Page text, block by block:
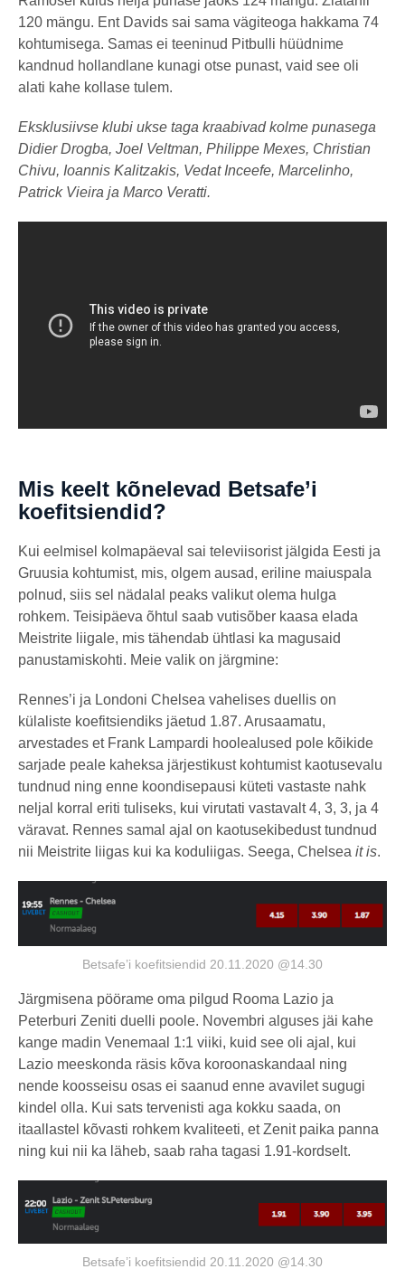
120 mängu. Ent Davids sai sama vägiteoga hakkama 74
kohtumisega. Samas ei teeninud Pitbulli hüüdnime
kandnud hollandlane kunagi otse punast, vaid see oli
alati kahe kollase tulem.
Eksklusiivse klubi ukse taga kraabivad kolme punasega
Didier Drogba, Joel Veltman, Philippe Mexes, Christian
Chivu, Ioannis Kalitzakis, Vedat Inceefe, Marcelinho,
Patrick Vieira ja Marco Veratti.
Mis keelt kõnelevad Betsafe’i
koefitsiendid?
Kui eelmisel kolmapäeval sai televiisorist jälgida Eesti ja
Gruusia kohtumist, mis, olgem ausad, eriline maiuspala
polnud, siis sel nädalal peaks valikut olema hulga
rohkem. Teisipäeva õhtul saab vutisõber kaasa elada
Meistrite liigale, mis tähendab ühtlasi ka magusaid
panustamiskohti. Meie valik on järgmine:
Rennes’i ja Londoni Chelsea vahelises duellis on
külaliste koefitsiendiks jäetud 1.87. Arusaamatu,
arvestades et Frank Lampardi hoolealused pole kõikide
sarjade peale kaheksa järjestikust kohtumist kaotusevalu
tundnud ning enne koondisepausi küteti vastaste nahk
neljal korral eriti tuliseks, kui virutati vastavalt 4, 3, 3, ja 4
väravat. Rennes samal ajal on kaotusekibedust tundnud
nii Meistrite liigas kui ka koduliigas. Seega, Chelsea it is.
Betsafe’i koefitsiendid 20.11.2020 @14.30
Järgmisena pöörame oma pilgud Rooma Lazio ja
Peterburi Zeniti duelli poole. Novembri alguses jäi kahe
kange madin Venemaal 1:1 viiki, kuid see oli ajal, kui
Lazio meeskonda räsis kõva koroonaskandaal ning
nende koosseisu osas ei saanud enne avavilet sugugi
kindel olla. Kui sats tervenisti aga kokku saada, on
itaallastel kõvasti rohkem kvaliteeti, et Zenit paika panna
ning kui nii ka läheb, saab raha tagasi 1.91-kordselt.
Betsafe’i koefitsiendid 20.11.2020 @14.30